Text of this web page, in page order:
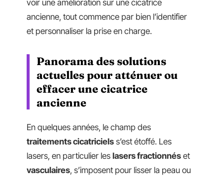
voir une amélioration sur une cicatrice
ancienne, tout commence par bien l’identifier
et personnaliser la prise en charge.
Panorama des solutions
actuelles pour atténuer ou
effacer une cicatrice
ancienne
En quelques années, le champ des
traitements cicatriciels s’est étoffé. Les
lasers, en particulier les lasers fractionnés et
vasculaires, s’imposent pour lisser la peau ou